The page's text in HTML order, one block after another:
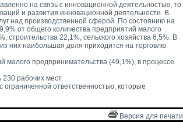
на связь с инновационной деятельностью, то
и развития инновационной деятельности. В
над производственной сферой. По состоянию на
от общего количества предприятий малого
22,1%, сельского хозяйства 6,5%. В
них наибольшая доля приходится на торговлю
малого предпринимательства (49,1%), в процессе
230 рабочих мест.
ответственностью, которые
Версия для печати